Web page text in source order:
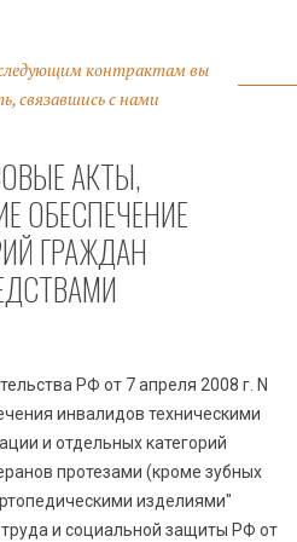
контрактам вы
связавшись с нами
АКТЫ,
ОБЕСПЕЧЕНИЕ
ГРАЖДАН
РФ от 7 апреля 2008 г. N
инвалидов техническими
и отдельных категорий
протезами (кроме зубных
изделиями"
и социальной защиты РФ от